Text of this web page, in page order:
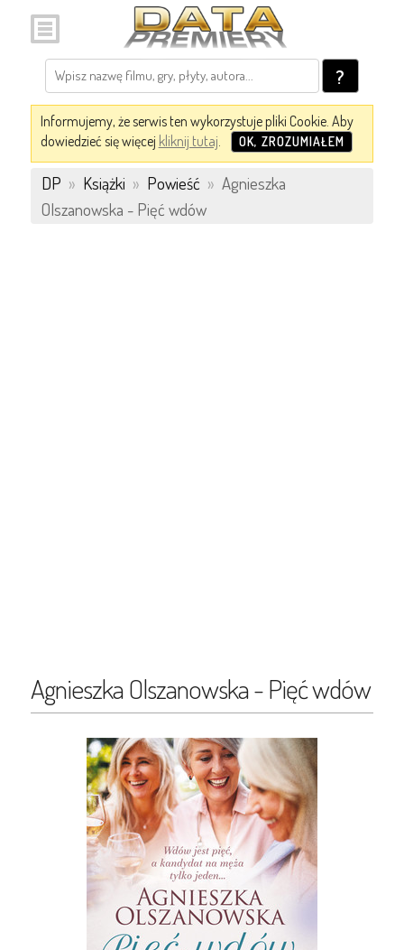
?
Informujemy, że serwis ten wykorzystuje pliki Cookie. Aby
dowiedzieć się więcej kliknij tutaj. OK, ZROZUMIAŁEM
DP » Książki » Powieść » Agnieszka
Olszanowska - Pięć wdów
Agnieszka Olszanowska - Pięć wdów